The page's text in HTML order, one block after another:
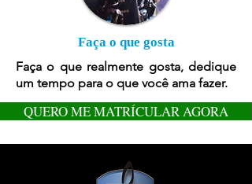
Faça o que gosta
Faça o que realmente gosta, dedique
um tempo para o que você ama fazer.
QUERO ME MATRÍCULAR AGORA